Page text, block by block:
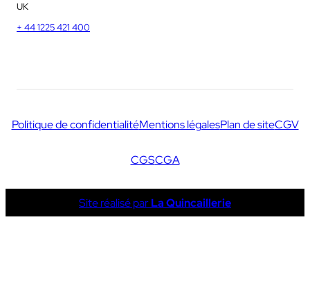
UK
+ 44 1225 421 400
Politique de confidentialitéMentions légalesPlan de siteCGV
CGSCGA
Site réalisé parLa Quincaillerie